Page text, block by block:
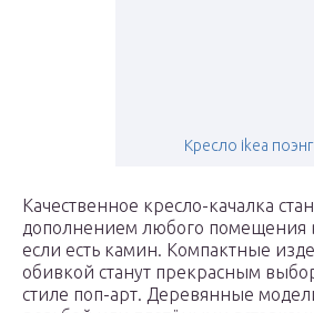
Кресло ikea поэнг
Качественное кресло-качалка
дополнением любого помещения
если есть камин. Компактные
обивкой станут прекрасным
стиле поп-арт. Деревянные